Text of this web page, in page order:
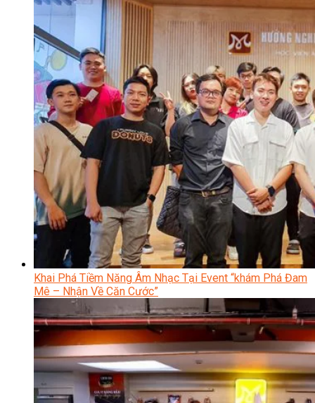
Khai Phá Tiềm Năng Âm Nhạc Tại Event “khám Phá Đam
Mê – Nhận Về Căn Cước”